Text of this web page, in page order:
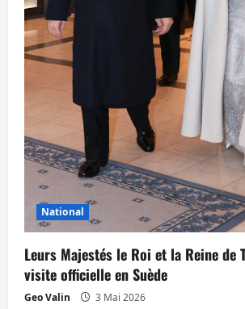
National
Leurs Majestés le Roi et la Reine de
visite officielle en Suède
Geo Valin 3 Mai 2026